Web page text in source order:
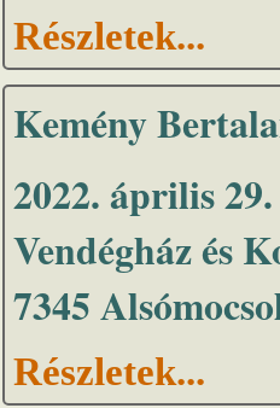
Részletek...
Kemény
2022. április
Vendégház és
7345
Részletek...